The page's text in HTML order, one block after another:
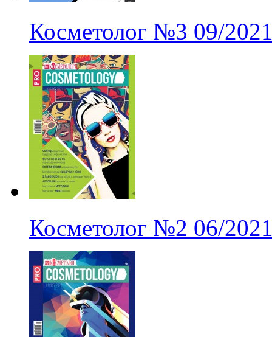
Косметолог №3 09/
Косметолог №2 06/